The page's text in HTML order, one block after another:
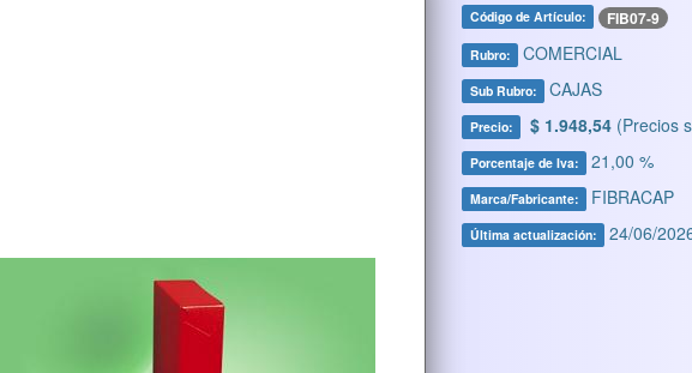
Código de Artículo: FIB07-9
Rubro: COMERCIAL
Sub Rubro: CAJAS
Precio: $ 1.948,54 (Precios
Porcentaje de Iva: 21,00 %
Marca/Fabricante: FIBRACAP
Última actualización: 24/06/